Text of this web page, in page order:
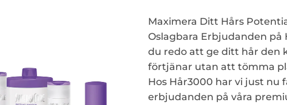
Maximera Ditt Hårs
Oslagbara Erbjudanden på
du redo att ge ditt hår den
förtjänar utan att tömma
Hos Hår3000 har vi just nu
erbjudanden på våra